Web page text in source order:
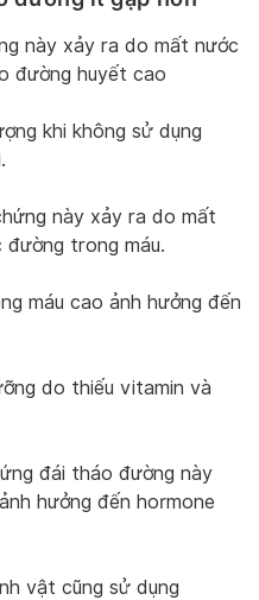
này xảy ra do mất nước
đường huyết cao
khi không sử dụng
này xảy ra do mất
trong máu.
máu cao ảnh hưởng đến
do thiếu vitamin và
đái tháo đường này
hưởng đến hormone
vật cũng sử dụng